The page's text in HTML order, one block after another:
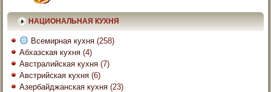
НАЦИОНАЛЬНАЯ КУХНЯ
Всемирная кухня (258)
Абхазская кухня (4)
Австралийская кухня (7)
Австрийская кухня (6)
Азербайджанская кухня (23)